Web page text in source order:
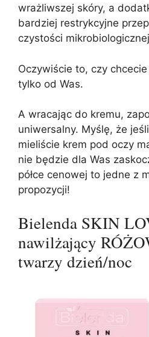
wrażliwszej skóry, a
bardziej restrykcyjne
czystości
Oczywiście to, czy
tylko od Was.
A wracając do kremu,
uniwersalny. Myślę, że
mieliście krem pod oczy
nie będzie dla Was
półce cenowej to jedne z
propozycji!
Bielenda SKIN
nawilżający
twarzy dzień/noc